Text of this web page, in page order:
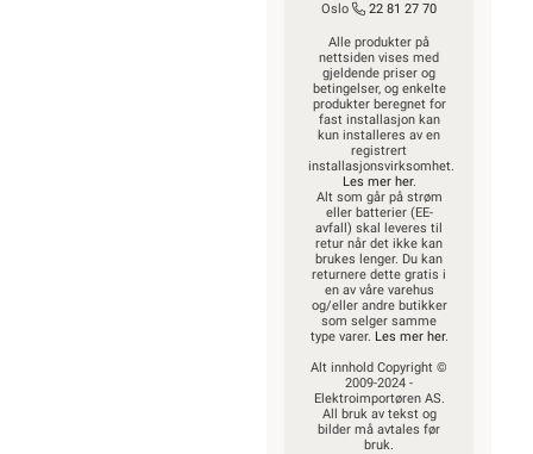
Oslo
22 81 27 70
Alle produkter på
nettsiden vises med
gjeldende priser og
betingelser, og enkelte
produkter beregnet for
fast installasjon kan
kun installeres av en
registrert
installasjonsvirksomhet.
Les mer her.
Alt som går på strøm
eller batterier (EE-
avfall) skal leveres til
retur når det ikke kan
brukes lenger. Du kan
returnere dette gratis i
en av våre varehus
og/eller andre butikker
som selger samme
type varer. Les mer her.
Alt innhold Copyright ©
2009-2024 -
Elektroimportøren AS.
All bruk av tekst og
bilder må avtales før
bruk.